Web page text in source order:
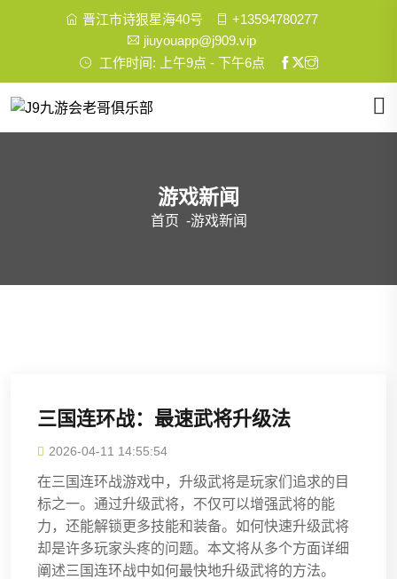
晋江市诗狠星海40号
+13594780277
jiuyouapp@j909.vip
工作时间: 上午9点 - 下午6点
游戏新闻
首页 -游戏新闻
三国连环战：最速武将升级法
2026-04-11 14:55:54
在三国连环战游戏中，升级武将是玩家们追求的目
标之一。通过升级武将，不仅可以增强武将的能
力，还能解锁更多技能和装备。如何快速升级武将
却是许多玩家头疼的问题。本文将从多个方面详细
阐述三国连环战中如何最快地升级武将的方法。